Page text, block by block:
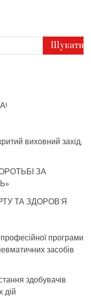
виховний захід,
ЗА
ТА ЗДОРОВ’Я
програми
засобів
здобувачів
дій